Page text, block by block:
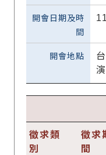
徵求類
別
徵求
間